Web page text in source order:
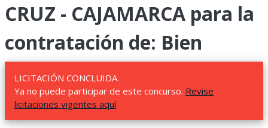
CRUZ - CAJAMARCA para la
contratación de: Bien
LICITACIÓN CONCLUIDA.
Ya no puede participar de este concurso. Revise
licitaciones vigentes aquí